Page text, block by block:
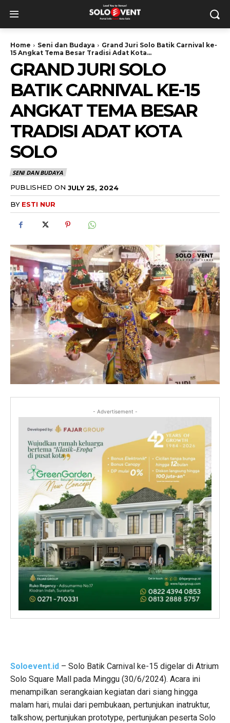
Home Seni dan Budaya
Grand Juri Solo Batik Carnival ke-
15 Angkat Tema Besar Tradisi Adat Kota...
GRAND JURI SOLO
BATIK CARNIVAL KE-15
ANGKAT TEMA BESAR
TRADISI ADAT KOTA
SOLO
SENI DAN BUDAYA
PUBLISHED ON JULY 25, 2024
BY ESTI NUR
- Advertisement -
Soloevent.id – Solo Batik Carnival ke-15 digelar di Atrium
Solo Square Mall pada Minggu (30/6/2024). Acara ini
menampilkan serangkaian kegiatan dari siang hingga
malam hari, mulai dari pembukaan, pertunjukan inatruktur,
talkshow, pertunjukan prototype, pertunjukan peserta Solo